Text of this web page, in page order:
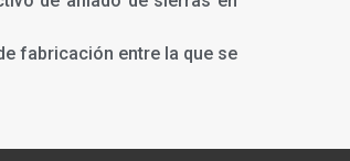
fabricación entre la que se